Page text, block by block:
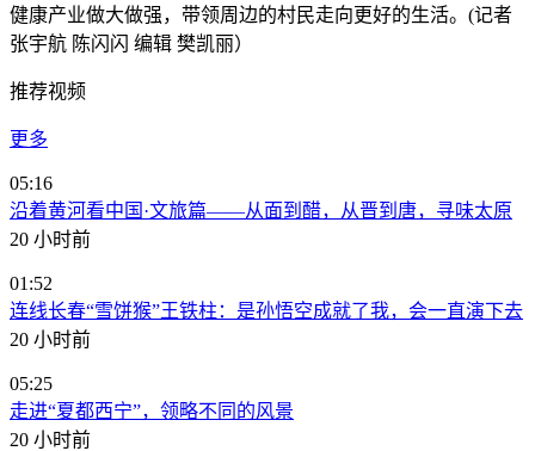
健康产业做大做强，带领周边的村民走向更好的生活。(记者
张宇航 陈闪闪 编辑 樊凯丽）
推荐视频
更多
05:16
沿着黄河看中国·文旅篇——从面到醋，从晋到唐，寻味太原
20 小时前
01:52
连线长春“雪饼猴”王铁柱：是孙悟空成就了我，会一直演下去
20 小时前
05:25
走进“夏都西宁”，领略不同的风景
20 小时前